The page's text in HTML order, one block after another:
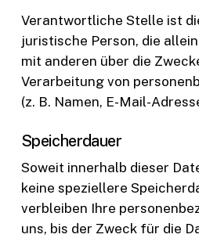
Verantwortliche Stelle ist
juristische Person, die
mit anderen über die
Verarbeitung von
(z. B. Namen, E-Mail-
Speicherdauer
Soweit innerhalb dieser
keine speziellere
verbleiben Ihre
uns, bis der Zweck für die